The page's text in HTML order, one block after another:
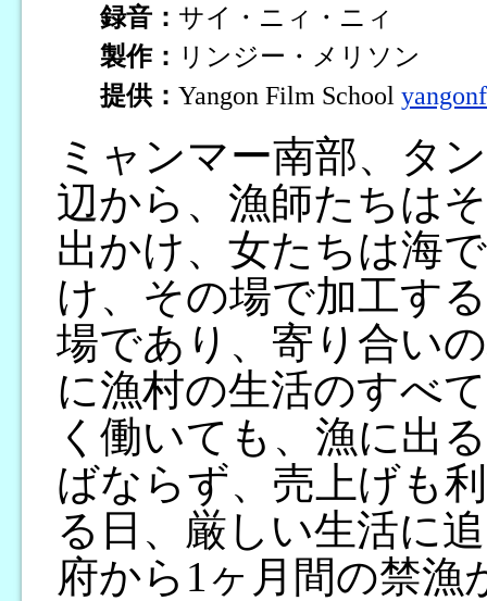
録音： サイ・ニィ・ニィ
製作： リンジー・メリソン
提供： Yangon Film School
ミャンマー南部、タ
辺から、漁師たちは
出かけ、女たちは海
け、その場で加工す
場であり、寄り合い
に漁村の生活のすべ
く働いても、漁に出
ばならず、売上げも
る日、厳しい生活に
府から1ヶ月間の禁漁